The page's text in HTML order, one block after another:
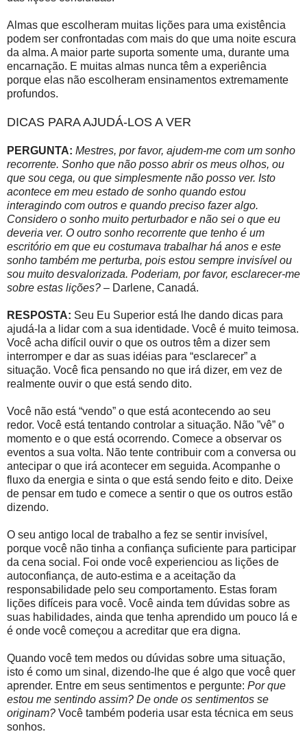
Almas que escolheram muitas lições para uma existência
podem ser confrontadas com mais do que uma noite escura
da alma. A maior parte suporta somente uma, durante uma
encarnação. E muitas almas nunca têm a experiência
porque elas não escolheram ensinamentos extremamente
profundos.
DICAS PARA AJUDÁ-LOS A VER
PERGUNTA: Mestres, por favor, ajudem-me com um sonho
recorrente. Sonho que não posso abrir os meus olhos, ou
que sou cega, ou que simplesmente não posso ver. Isto
acontece em meu estado de sonho quando estou
interagindo com outros e quando preciso fazer algo.
Considero o sonho muito perturbador e não sei o que eu
deveria ver. O outro sonho recorrente que tenho é um
escritório em que eu costumava trabalhar há anos e este
sonho também me perturba, pois estou sempre invisível ou
sou muito desvalorizada. Poderiam, por favor, esclarecer-me
sobre estas lições? – Darlene, Canadá.
RESPOSTA: Seu Eu Superior está lhe dando dicas para
ajudá-la a lidar com a sua identidade. Você é muito teimosa.
Você acha difícil ouvir o que os outros têm a dizer sem
interromper e dar as suas idéias para “esclarecer” a
situação. Você fica pensando no que irá dizer, em vez de
realmente ouvir o que está sendo dito.
Você não está “vendo” o que está acontecendo ao seu
redor. Você está tentando controlar a situação. Não ”vê” o
momento e o que está ocorrendo. Comece a observar os
eventos a sua volta. Não tente contribuir com a conversa ou
antecipar o que irá acontecer em seguida. Acompanhe o
fluxo da energia e sinta o que está sendo feito e dito. Deixe
de pensar em tudo e comece a sentir o que os outros estão
dizendo.
O seu antigo local de trabalho a fez se sentir invisível,
porque você não tinha a confiança suficiente para participar
da cena social. Foi onde você experienciou as lições de
autoconfiança, de auto-estima e a aceitação da
responsabilidade pelo seu comportamento. Estas foram
lições difíceis para você. Você ainda tem dúvidas sobre as
suas habilidades, ainda que tenha aprendido um pouco lá e
é onde você começou a acreditar que era digna.
Quando você tem medos ou dúvidas sobre uma situação,
isto é como um sinal, dizendo-lhe que é algo que você quer
aprender. Entre em seus sentimentos e pergunte: Por que
estou me sentindo assim? De onde os sentimentos se
originam? Você também poderia usar esta técnica em seus
sonhos.